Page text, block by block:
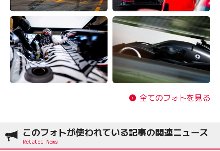
全てのフォトを見る
このフォトが使われている記事の関連ニュース